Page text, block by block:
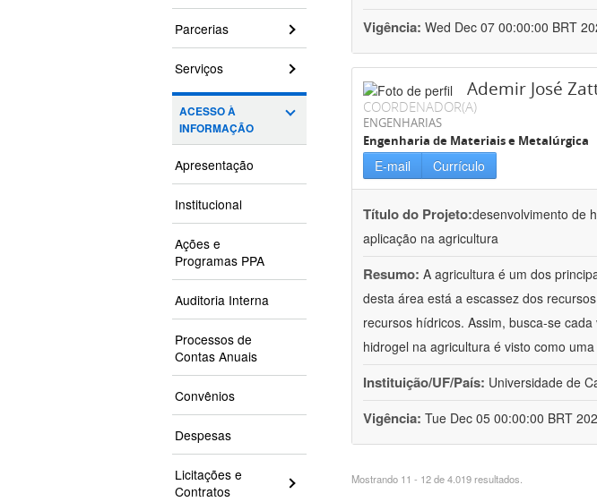
Parcerias
Serviços
ACESSO À
INFORMAÇÃO
Apresentação
Institucional
Ações e
Programas PPA
Auditoria Interna
Processos de
Contas Anuais
Convênios
Despesas
Licitações e
Contratos
Vigência: Wed Dec 07 00:00:00 BRT
Ademir José
COORDENADOR(A)
ENGENHARIAS
Engenharia de Materiais e Metalúrgica
E-mail Currículo
Título do Projeto:desenvolvimento de
aplicação na agricultura
Resumo: A agricultura é um dos
desta área está a escassez dos
recursos hídricos. Assim, busca-se
hidrogel na agricultura é visto como
Instituição/UF/País: Universidade de
Vigência: Tue Dec 05 00:00:00 BRT
Mostrando 11 - 12 de 4.019 resultados.